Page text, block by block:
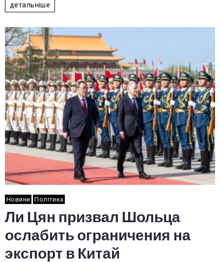
детальніше
Новини Політика
Ли Цян призвал Шольца
ослабить ограничения на
экспорт в Китай